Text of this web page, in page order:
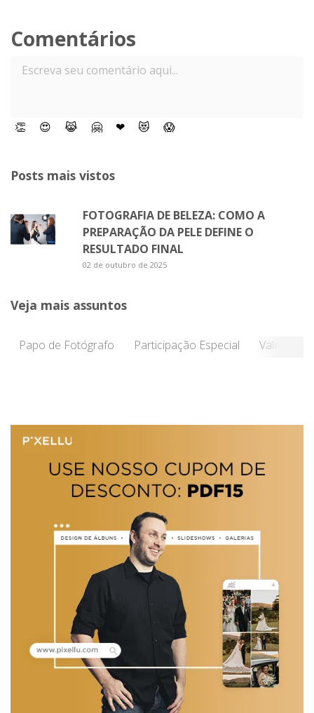
Comentários
👏 😍 😹 🤗 ❤ 😻 😱
Posts mais vistos
FOTOGRAFIA DE BELEZA: COMO A
PREPARAÇÃO DA PELE DEFINE O
RESULTADO FINAL
02 de outubro de 2025
Veja mais assuntos
Papo de Fotógrafo Participação Especial Vale a